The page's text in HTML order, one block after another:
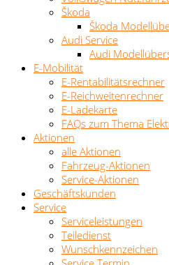
Škoda
Škoda
Audi Service
Audi
E-Mobilität
E-Rentabilitätsrechner
E-Reichweitenrechner
E-Ladekarte
FAQs zum Thema
Aktionen
alle Aktionen
Fahrzeug-Aktionen
Service-Aktionen
Geschäftskunden
Service
Serviceleistungen
Teiledienst
Wunschkennzeichen